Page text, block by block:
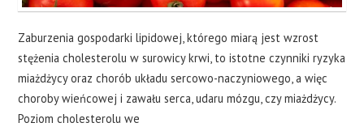
Zaburzenia gospodarki lipidowej, którego miarą jest wzrost
stężenia cholesterolu w surowicy krwi, to istotne czynniki ryzyka
miażdżycy oraz chorób układu sercowo-naczyniowego, a więc
choroby wieńcowej i zawału serca, udaru mózgu, czy miażdżycy.
Poziom cholesterolu we